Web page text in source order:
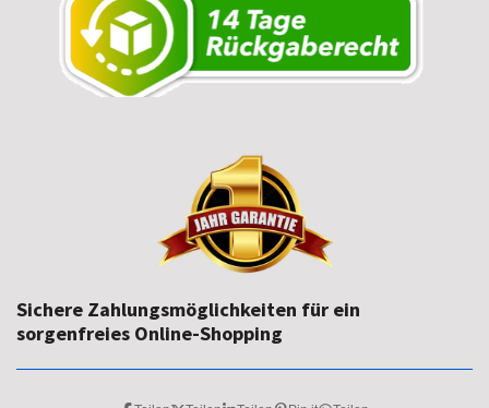
Sichere Zahlungsmöglichkeiten für ein
sorgenfreies Online-Shopping